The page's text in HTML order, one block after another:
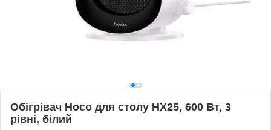
Обігрівач Hoco для столу HX25, 600 Вт, 3
рівні, білий